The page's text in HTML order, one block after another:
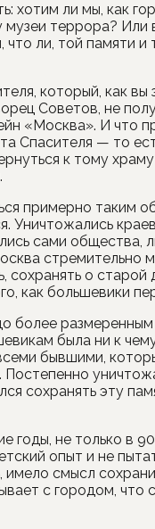
хотим ли мы, как
музеи террора?
ли, той памяти
который, как вы
Советов, не
«Москва». И что
Спасителя — то
к тому
примерно таким
Уничтожались
сами общества,
стремительно
сохранять о
как большевики
более
была ни к
бывшими,
сохранять эту
годы, не только в
опыт и не
смысл
с городом, что